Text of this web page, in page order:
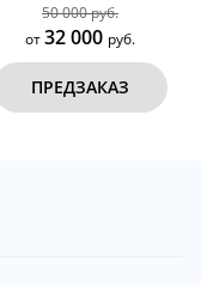
50 000 руб.
от32 000 руб.
ПРЕДЗАКАЗ